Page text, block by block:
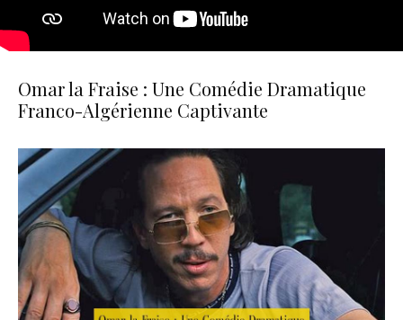
Omar la Fraise : Une Comédie Dramatique
Franco-Algérienne Captivante